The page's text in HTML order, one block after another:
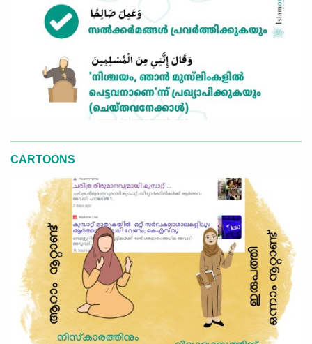
CARTOONS